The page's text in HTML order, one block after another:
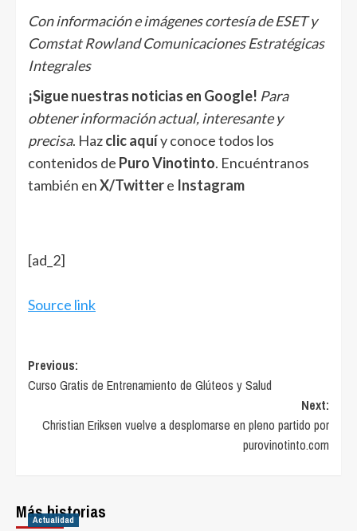
Con información e imágenes cortesía de ESET y
Comstat Rowland Comunicaciones Estratégicas
Integrales
¡Sigue nuestras noticias en Google! Para
obtener información actual, interesante y
precisa. Hazclic aquíy conoce todos los
contenidos de Puro Vinotinto. Encuéntranos
también enX/Twittere Instagram
[ad_2]
Source link
Post
navigation
Previous:
Curso Gratis de Entrenamiento de Glúteos y Salud
Next:
Christian Eriksen vuelve a desplomarse en pleno partido por
purovinotinto.com
Más historias
Actualidad